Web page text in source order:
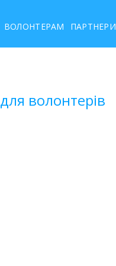
ВОЛОНТЕРАМ ПАРТНЕРИ
волонтерів